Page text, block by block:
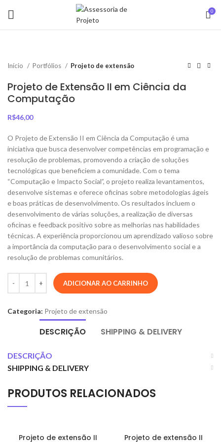
0
Início Portfólios Projeto de extensão
Projeto de Extensão II em Ciência da
Computação
R$46,00
O Projeto de Extensão II em Ciência da Computação é uma
iniciativa que busca desenvolver competências em programação e
resolução de problemas, promovendo a criação de soluções
tecnológicas que beneficiem a comunidade. Com o tema
“Computação e Impacto Social”, o projeto realiza levantamentos,
desenvolve sistemas e oferece oficinas sobre metodologias ágeis
e boas práticas de desenvolvimento. Os resultados incluem o
desenvolvimento de várias soluções, a realização de diversas
oficinas e feedback positivo sobre as melhorias nas habilidades
técnicas. A experiência proporcionou um aprendizado valioso sobre
a importância da computação para o desenvolvimento social e a
resolução de problemas comunitários.
ADICIONAR AO CARRINHO
Categoria: Projeto de extensão
DESCRIÇÃO SHIPPING & DELIVERY
DESCRIÇÃO
SHIPPING & DELIVERY
PRODUTOS RELACIONADOS
Projeto de extensão II Projeto de extensão II